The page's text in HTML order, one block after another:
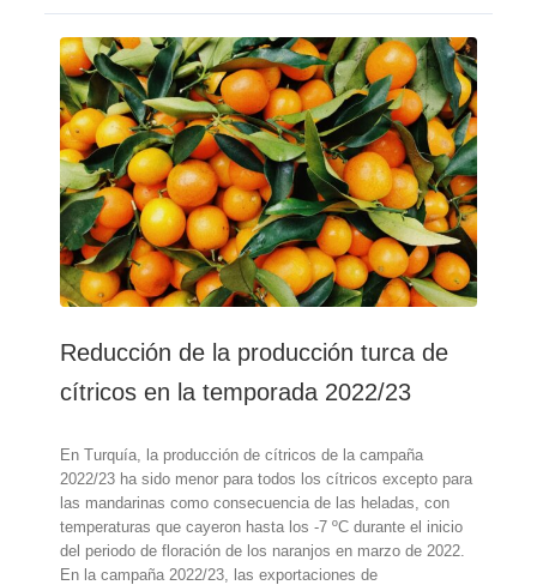
de
calor
en
Turquía
retrasa
levemente
el
inicio
de
campaña
de
limón
Reducción de la producción turca de
cítricos en la temporada 2022/23
En Turquía, la producción de cítricos de la campaña
2022/23 ha sido menor para todos los cítricos excepto para
las mandarinas como consecuencia de las heladas, con
temperaturas que cayeron hasta los -7 ºC durante el inicio
del periodo de floración de los naranjos en marzo de 2022.
En la campaña 2022/23, las exportaciones de